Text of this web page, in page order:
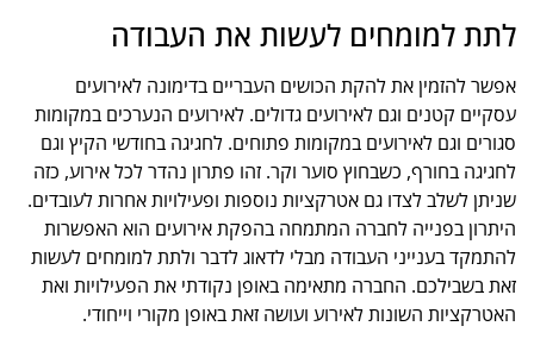
לתת למומחים לעשות את העבודה
אפשר להזמין את להקת הכושים העבריים בדימונה לאירועים
עסקיים קטנים וגם לאירועים גדולים. לאירועים הנערכים במקומות
סגורים וגם לאירועים במקומות פתוחים. לחגיגה בחודשי הקיץ וגם
לחגיגה בחורף, כשבחוץ סוער וקר. זהו פתרון נהדר לכל אירוע, כזה
שניתן לשלב לצדו גם אטרקציות נוספות ופעילויות אחרות לעובדים.
היתרון בפנייה לחברה המתמחה בהפקת אירועים הוא האפשרות
להתמקד בענייני העבודה מבלי לדאוג לדבר ולתת למומחים לעשות
זאת בשבילכם. החברה מתאימה באופן נקודתי את הפעילויות ואת
האטרקציות השונות לאירוע ועושה זאת באופן מקורי וייחודי.